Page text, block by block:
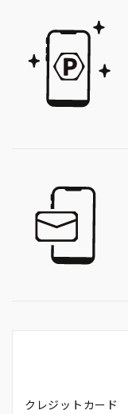
クレジットカード